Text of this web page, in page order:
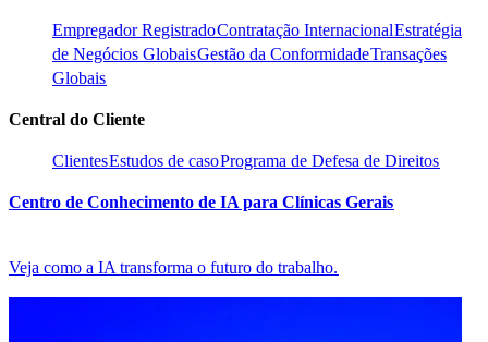
Empregador Registrado​​Contratação Internacional​​Estratégia
de Negócios Globais​​Gestão da Conformidade​​Transações
Globais​​
Central do Cliente​​
Clientes​​Estudos de caso​​Programa de Defesa de Direitos​​
Centro de Conhecimento de IA para Clínicas Gerais​​
Veja como a IA transforma o futuro do trabalho.​​